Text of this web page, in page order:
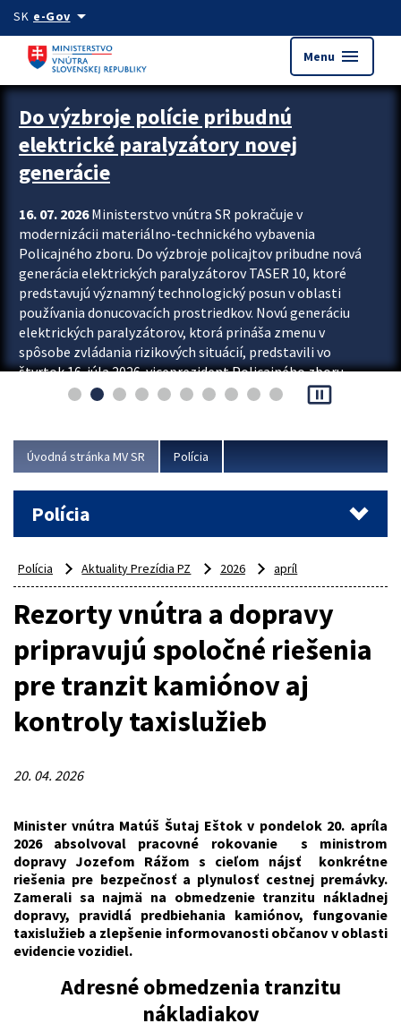
Preskocit na hlavný obsah
SK e-Govarrow_drop_down
Menu menu
Zastavit automatický posun upútavok
Do výzbroje polície pribudnú
elektrické paralyzátory novej
generácie
16. 07. 2026Ministerstvo vnútra SR pokračuje v
modernizácii materiálno-technického vybavenia
Policajného zboru. Do výzbroje policajtov pribudne nová
generácia elektrických paralyzátorov TASER 10, ktoré
predstavujú významný technologický posun v oblasti
používania donucovacích prostriedkov. Novú generáciu
elektrických paralyzátorov, ktorá prináša zmenu v
spôsobe zvládania rizikových situácií, predstavili vo
štvrtok 16. júla 2026 viceprezident Policajného zboru
Rastislav Polakovič a riaditeľ odboru výcviku...
pause_presentation
Úvodná stránka MV SR Polícia
Polícia
Polícia Aktuality Prezídia PZ 2026 apríl
Rezorty vnútra a dopravy
pripravujú spoločné riešenia
pre tranzit kamiónov aj
kontroly taxislužieb
20. 04. 2026
Minister vnútra Matúš Šutaj Eštok v pondelok 20. apríla
2026 absolvoval pracovné rokovanie s ministrom
dopravy Jozefom Rážom s cieľom nájsť konkrétne
riešenia pre bezpečnosť a plynulosť cestnej premávky.
Zamerali sa najmä na obmedzenie tranzitu nákladnej
dopravy, pravidlá predbiehania kamiónov, fungovanie
taxislužieb a zlepšenie informovanosti občanov v oblasti
evidencie vozidiel.
Adresné obmedzenia tranzitu
nákladiakov